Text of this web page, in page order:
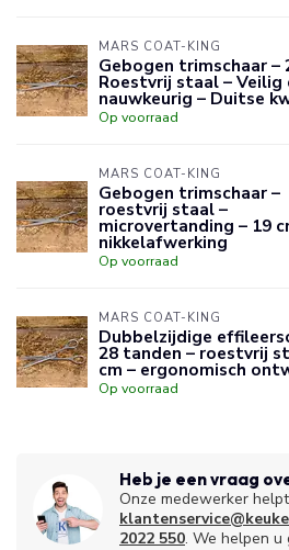
MARS COAT-KING
Gebogen trimschaar –
Roestvrij staal – Veilig
nauwkeurig – Duitse
Op voorraad
MARS COAT-KING
Gebogen trimschaar –
roestvrij staal –
microvertanding – 19
nikkelafwerking
Op voorraad
MARS COAT-KING
Dubbelzijdige
28 tanden – roestvrij
cm – ergonomisch
Op voorraad
Heb je een vraag
Onze medewerker
2022 550. We helpen u